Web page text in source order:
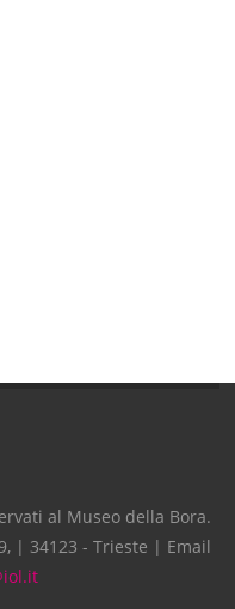
al Museo della Bora.
| 34123 - Trieste | Email